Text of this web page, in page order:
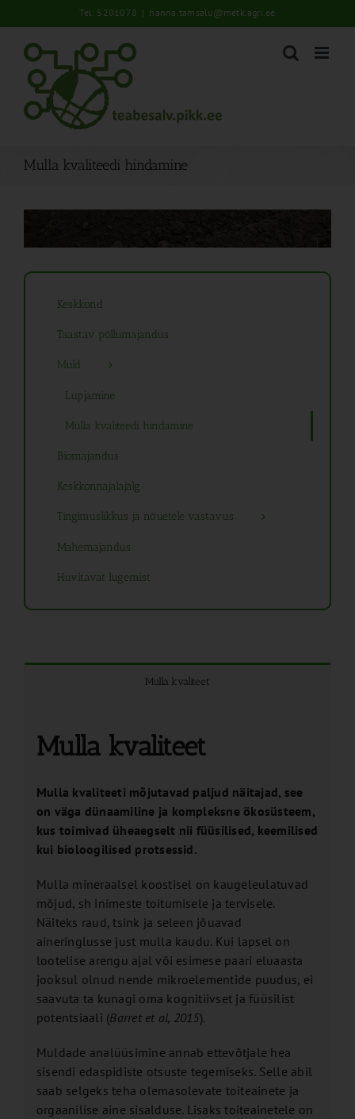
to
content
Tel: 5201078 | hanna.tamsalu@metk.agri.ee
Mulla kvaliteedi hindamine
Keskkond
Taastav põllumajandus
Muld
Lupjamine
Mulla kvaliteedi hindamine
Biomajandus
Keskkonnajalajälg
Tingimuslikkus ja nõuetele vastavus
Mahemajandus
Huvitavat lugemist
Mulla kvaliteet
Mulla kvaliteet
Mulla kvaliteeti mõjutavad paljud näitajad, see
on väga dünaamiline ja kompleksne ökosüsteem,
kus toimivad üheaegselt nii füüsilised, keemilised
kui bioloogilised protsessid.
Mulla mineraalsel koostisel on kaugeleulatuvad
mõjud, sh inimeste toitumisele ja tervisele.
Näiteks raud, tsink ja seleen jõuavad
aineringlusse just mulla kaudu. Kui lapsel on
lootelise arengu ajal või esimese paari eluaasta
jooksul olnud nende mikroelementide puudus, ei
saavuta ta kunagi oma kognitiivset ja füüsilist
potentsiaali (Barret et al, 2015).
Muldade analüüsimine annab ettevõtjale hea
sisendi edaspidiste otsuste tegemiseks. Selle abil
saab selgeks teha olemasolevate toiteainete ja
orgaanilise aine sisalduse. Lisaks toiteainetele on